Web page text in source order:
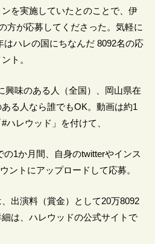
を実施していたとのことで、伊
方が応募してくださった。気軽に
はハレの国にちなんだ 8092名の応
ト。
興味のある人（全国）、岡山県在
る人なら誰でもOK。動画は約1
ハレウッド」を付けて、
の1か月間、自身のtwitterやインス
ントにアップロードして応募。
出演料（賞金）として20万8092
は、ハレウッドの公式サイトで